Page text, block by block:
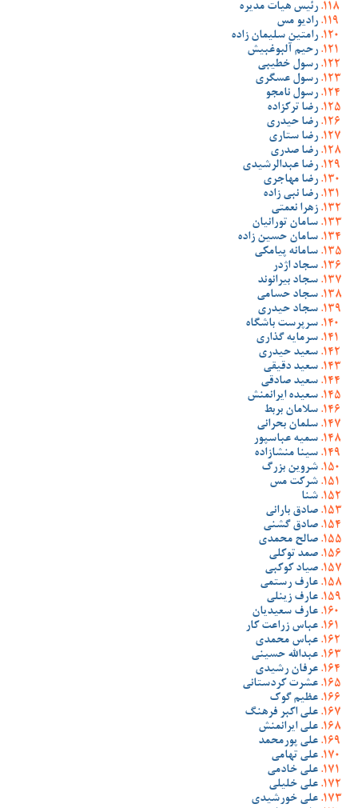
رئیس هیات مدیره
رادیو مس
رامتین سلیمان زاده
رحیم آلبوغبیش
رسول خطیبی
رسول عسگری
رسول نامجو
رضا ترکزاده
رضا حیدری
رضا ستاری
رضا صدری
رضا عبدالرشیدی
رضا مهاجری
رضا نبی زاده
زهرا نعمتی
سامان تورانیان
سامان حسین زاده
سامانه پیامکی
سجاد اژدر
سجاد بیرانوند
سجاد حسامی
سجاد حیدری
سرپرست باشگاه
سرمایه گذاری
سعید حیدری
سعید دقیقی
سعید صادقی
سعیده ایرانمنش
سلامان بربط
سلمان بحرانی
سمیه عباسپور
سینا منشازاده
شروین بزرگ
شرکت مس
شنا
صادق بارانی
صادق گشنی
صالح محمدی
صمد توکلی
صیاد کوکبی
عارف رستمی
عارف زینلی
عارف سعیدیان
عباس زراعت کار
عباس محمدی
عبدالله حسینی
عرفان رشیدی
عشرت کردستانی
عظیم گوک
علی اکبر فرهنگ
علی ایرانمنش
علی پورمحمد
علی تهامی
علی خادمی
علی خلیلی
علی خورشیدی